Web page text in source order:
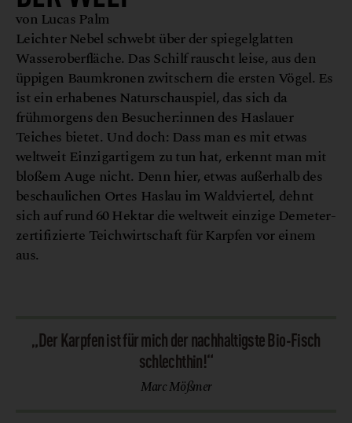
von Lucas Palm
Leichter Nebel schwebt über der spiegelglatten
Wasseroberfläche. Das Schilf rauscht leise, aus den
üppigen Baumkronen zwitschern die ersten Vögel. Es
ist ein erhabenes Naturschauspiel, das sich da
frühmorgens den Besucher:innen des Haslauer
Teiches bietet. Und doch: Dass man es mit etwas
weltweit Einzigartigem zu tun hat, erkennt man mit
bloßem Auge nicht. Denn hier, etwas außerhalb des
beschaulichen Ortes Haslau im Waldviertel, dehnt
sich auf rund 60 Hektar die weltweit einzige Demeter-
zertifizierte Teichwirtschaft für Karpfen vor einem
aus.
„Der Karpfen ist für mich der nachhaltigste Bio-Fisch
schlechthin!“
Marc Mößmer